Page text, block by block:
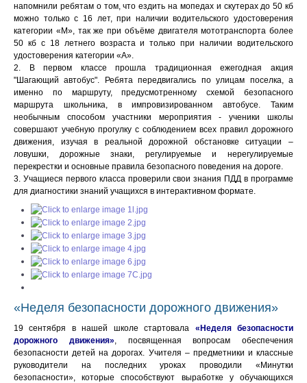
напомнили ребятам о том, что ездить на мопедах и скутерах до 50 кб
можно только с 16 лет, при наличии водительского удостоверения
категории «М», так же при объёме двигателя мототранспорта более
50 кб с 18 летнего возраста и только при наличии водительского
удостоверения категории «А».
2. В первом классе прошла традиционная ежегодная акция
"Шагающий автобус". Ребята передвигались по улицам поселка, а
именно по маршруту, предусмотренному схемой безопасного
маршрута школьника, в импровизированном автобусе. Таким
необычным способом участники мероприятия - ученики школы
совершают учебную прогулку с соблюдением всех правил дорожного
движения, изучая в реальной дорожной обстановке ситуации –
ловушки, дорожные знаки, регулируемые и нерегулируемые
перекрестки и основные правила безопасного поведения на дороге.
3. Учащиеся первого класса проверили свои знания ПДД в программе
для диагностики знаний учащихся в интерактивном формате.
«Неделя безопасности дорожного движения»
19 сентября в нашей школе стартовала «Неделя безопасности
дорожного движения» , посвященная вопросам обеспечения
безопасности детей на дорогах. Учителя – предметники и классные
руководители на последних уроках проводили «Минутки
безопасности», которые способствуют выработке у обучающихся